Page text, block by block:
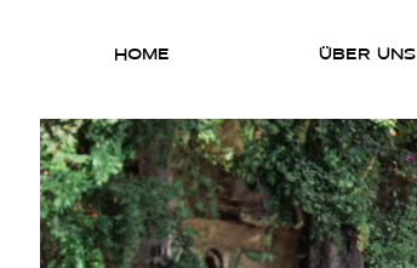
HOME ÜBER UNS